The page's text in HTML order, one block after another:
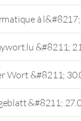
à
&#8211;
Wort &#8211;
&#8211;